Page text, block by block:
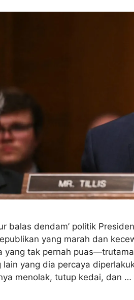
balas dendam’ politik
yang marah dan
yang tak pernah
lain yang dia percaya
menolak, tutup kedai, dan …